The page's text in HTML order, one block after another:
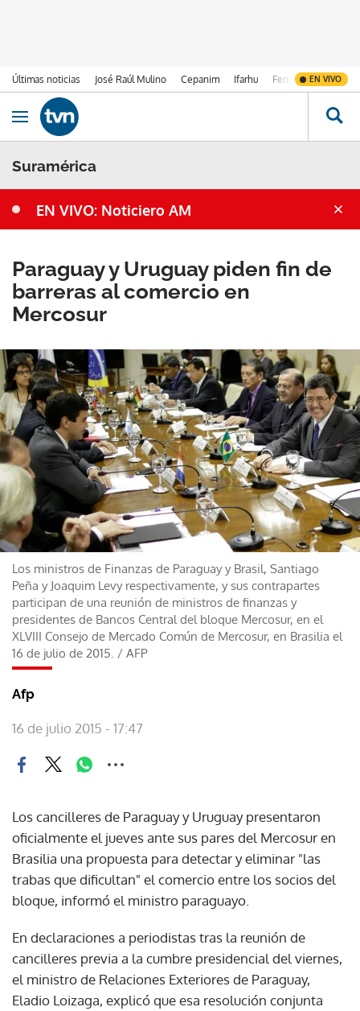
Últimas noticias José Raúl Mulino Cepanim Ifarhu Fenómeno de El
EN VIVO
Ir al contenido
Obrir navegació
Suramérica
EN VIVO: Noticiero AM
Paraguay y Uruguay piden fin de
barreras al comercio en
Mercosur
Los ministros de Finanzas de Paraguay y Brasil, Santiago
Peña y Joaquim Levy respectivamente, y sus contrapartes
participan de una reunión de ministros de finanzas y
presidentes de Bancos Central del bloque Mercosur, en el
XLVIII Consejo de Mercado Común de Mercosur, en Brasilia el
16 de julio de 2015. / AFP
Afp
16 de julio 2015 - 17:47
Los cancilleres de Paraguay y Uruguay presentaron
oficialmente el jueves ante sus pares del Mercosur en
Brasilia una propuesta para detectar y eliminar "las
trabas que dificultan" el comercio entre los socios del
bloque, informó el ministro paraguayo.
En declaraciones a periodistas tras la reunión de
cancilleres previa a la cumbre presidencial del viernes,
el ministro de Relaciones Exteriores de Paraguay,
Eladio Loizaga, explicó que esa resolución conjunta